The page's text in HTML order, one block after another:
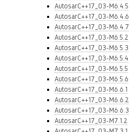
AutosarC++17_03-M6.4.5
AutosarC++17_03-M6.4.6
AutosarC++17_03-M6.4.7
AutosarC++17_03-M6.5.2
AutosarC++17_03-M6.5.3
AutosarC++17_03-M6.5.4
AutosarC++17_03-M6.5.5
AutosarC++17_03-M6.5.6
AutosarC++17_03-M6.6.1
AutosarC++17_03-M6.6.2
AutosarC++17_03-M6.6.3
AutosarC++17_03-M7.1.2